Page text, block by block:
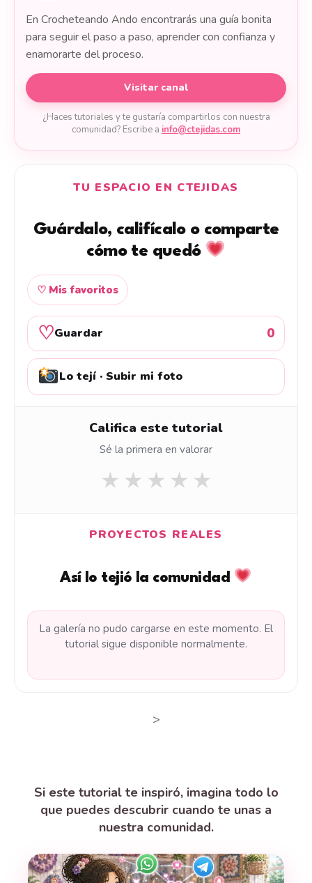
En Crocheteando Ando encontrarás una guía bonita
para seguir el paso a paso, aprender con confianza y
enamorarte del proceso.
Visitar canal
¿Haces tutoriales y te gustaría compartirlos con nuestra
comunidad? Escribe a info@ctejidas.com
TU ESPACIO EN CTEJIDAS
Guárdalo, califícalo o comparte
cómo te quedó
♡ Mis favoritos
♡Guardar 0
Lo tejí · Subir mi foto
Califica este tutorial
Sé la primera en valorar
★ ★ ★ ★ ★
PROYECTOS REALES
Así lo tejió la comunidad
La galería no pudo cargarse en este momento. El
tutorial sigue disponible normalmente.
>
Si este tutorial te inspiró, imagina todo lo
que puedes descubrir cuando te unas a
nuestra comunidad.